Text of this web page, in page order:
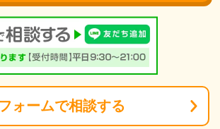
フォームで相談する